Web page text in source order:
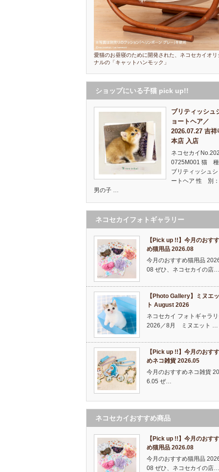
愛猫のお昼寝のために開発された、ネコセカイオリ
ナルの「キャットハンモック」
ショップにいる子猫 pick up!!
ブリティッシュ
ョートヘア／
2026.07.27 吉祥
本店 入店
ネコセカイ
0725M001 猫 種
ブリティッシュシ
ートヘア 性 別
男の子 …
ネコセカイフォトギャラリー
【Pick up !!】今月のおすす
め猫用品 2026.08
今月のおすすめ猫用品
08 ぜひ、ネコセカイの店…
【Photo Gallery】ミヌエッ
ト August 2026
ネコセカイ フォトギャラ
2026／8月 ミヌエット …
【Pick up !!】今月のおすす
めネコ雑貨 2026.05
今月のおすすめネコ雑貨
6.05 ぜ…
ネコセカイおすすめ商品
【Pick up !!】今月のおすす
め猫用品 2026.08
今月のおすすめ猫用品
08 ぜひ、ネコセカイの店…